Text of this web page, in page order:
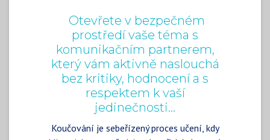
Otevřete v bezpečném
prostředí vaše téma s
komunikačním partnerem,
který vám aktivně naslouchá
bez kritiky, hodnocení a s
respektem k vaší
jedinečnosti...
Koučování je sebeřízený proces učení, kdy